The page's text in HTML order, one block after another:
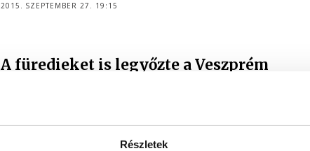
Részletek
2015. SZEPTEMBER 27. 19:15
A füredieket is legyőzte a Veszprém
bajnokság vasárnapi meccsén.